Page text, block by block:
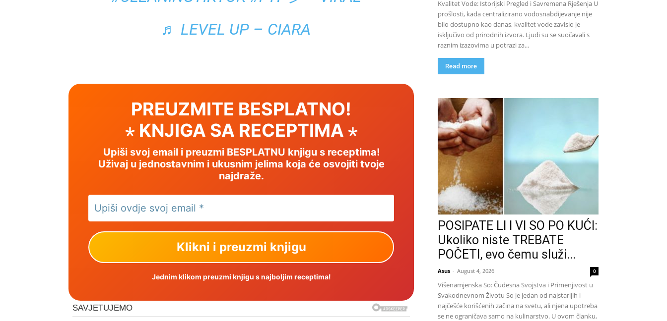
♬ LEVEL UP – CIARA
PREUZMITE BESPLATNO!
⋆ KNJIGA SA RECEPTIMA ⋆
Upiši svoj email i preuzmi BESPLATNU knjigu s receptima!
Uživaj u jednostavnim i ukusnim jelima koja će osvojiti tvoje
najdraže.
Jednim klikom preuzmi knjigu s najboljim receptima!
Kvalitet Vode: Istorijski Pregled i Savremena Rješenja U
prošlosti, kada centralizirano vodosnabdijevanje nije
bilo dostupno kao danas, kvalitet vode zavisio je
isključivo od prirodnih izvora. Ljudi su se suočavali s
raznim izazovima u potrazi za...
Read more
POSIPATE LI I VI SO PO KUĆI:
Ukoliko niste TREBATE
POČETI, evo čemu služi...
Asus - August 4, 2026 0
Višenamjenska So: Čudesna Svojstva i Primenjivost u
Svakodnevnom Životu So je jedan od najstarijih i
najčešće korišćenih začina na svetu, ali njena upotreba
se ne ograničava samo na kulinarstvo. U ovom članku,